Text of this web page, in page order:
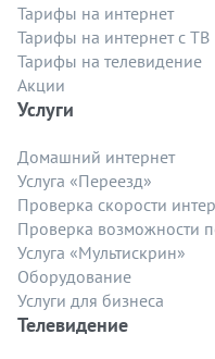
Тарифы на интернет
Тарифы на интернет с ТВ
Тарифы на телевидение
Акции
Услуги
Домашний интернет
Услуга «Переезд»
Проверка скорости
Проверка возможности
Услуга «Мультискрин»
Оборудование
Услуги для бизнеса
Телевидение